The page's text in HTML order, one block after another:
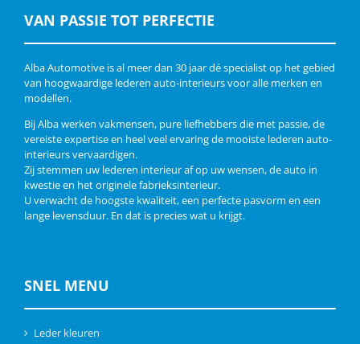
VAN PASSIE TOT PERFECTIE
Alba Automotive is al meer dan 30 jaar dé specialist op het gebied
van hoogwaardige lederen auto-interieurs voor alle merken en
modellen.
Bij Alba werken vakmensen, pure liefhebbers die met passie, de
vereiste expertise en heel veel ervaring de mooiste lederen auto-
interieurs vervaardigen.
Zij stemmen uw lederen interieur af op uw wensen, de auto in
kwestie en het originele fabrieksinterieur.
U verwacht de hoogste kwaliteit, een perfecte pasvorm en een
lange levensduur. En dat is precies wat u krijgt.
SNEL MENU
Leder kleuren